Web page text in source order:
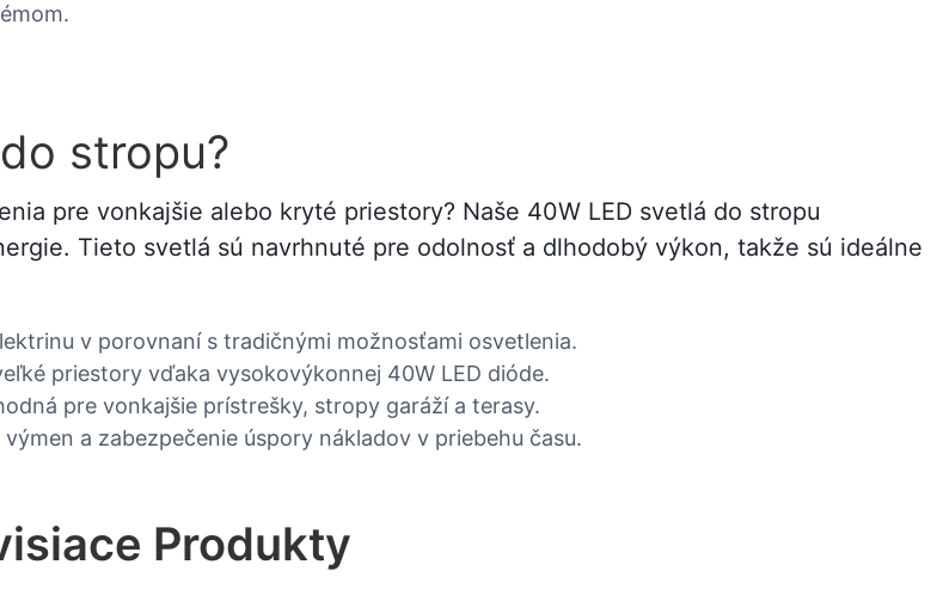
stropu?
pre vonkajšie alebo kryté priestory? Naše 40W LED svetlá do stropu
Tieto svetlá sú navrhnuté pre odolnosť a dlhodobý výkon, takže sú ideálne
v porovnaní s tradičnými možnosťami osvetlenia.
priestory vďaka vysokovýkonnej 40W LED dióde.
pre vonkajšie prístrešky, stropy garáží a terasy.
a zabezpečenie úspory nákladov v priebehu času.
Produkty